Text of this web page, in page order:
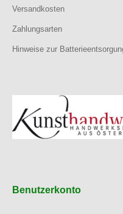
Versandkosten
Zahlungsarten
Hinweise zur
Benutzerkonto